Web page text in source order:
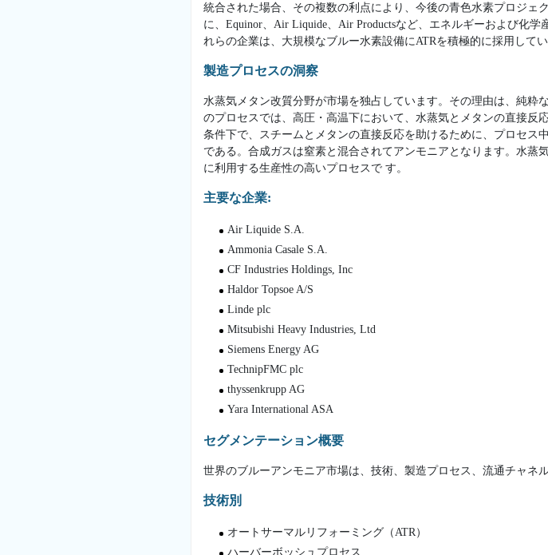
統合された場合、その複数の利点により、今後の青色水素プロジェ
に、Equinor、Air Liquide、Air Productsなど、エネルギーおよび化
れらの企業は、大規模なブルー水素設備にATRを積極的に採用してい
製造プロセスの洞察
水蒸気メタン改質分野が市場を独占しています。その理由は、純粋
のプロセスでは、高圧・高温下において、水蒸気とメタンの直接
条件下で、スチームとメタンの直接反応を助けるために、プロセス
である。合成ガスは窒素と混合されてアンモニアとなります。水
に利用する生産性の高いプロセスで す。
主要な企業:
Air Liquide S.A.
Ammonia Casale S.A.
CF Industries Holdings, Inc
Haldor Topsoe A/S
Linde plc
Mitsubishi Heavy Industries, Ltd
Siemens Energy AG
TechnipFMC plc
thyssenkrupp AG
Yara International ASA
セグメンテーション概要
世界のブルーアンモニア市場は、技術、製造プロセス、流通チャネ
技術別
オートサーマルリフォーミング（ATR）
ハーバーボッシュプロセス